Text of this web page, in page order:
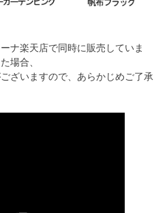
ナ楽天店で同時に販売していま
場合、
ざいますので、あらかじめご了承